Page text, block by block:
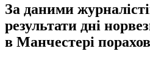
За даними
результати дні
в Манчестері